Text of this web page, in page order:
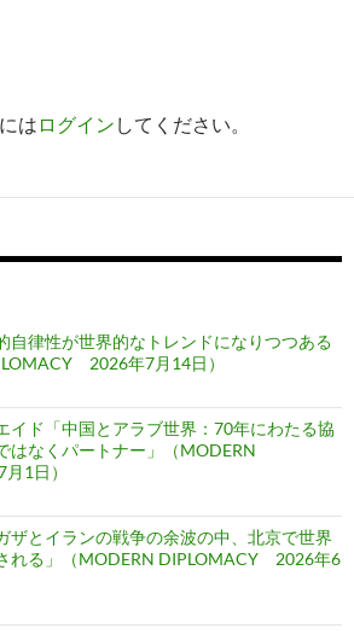
は ログイン してください。
自律性が世界的なトレンドになりつつある
2026年7月14日）
イド「中国とアラブ世界：70年にわたる協
はなくパートナー」（MODERN
1日）
ザとイランの戦争の余波の中、北京で世界
れる」（MODERN DIPLOMACY 2026年6